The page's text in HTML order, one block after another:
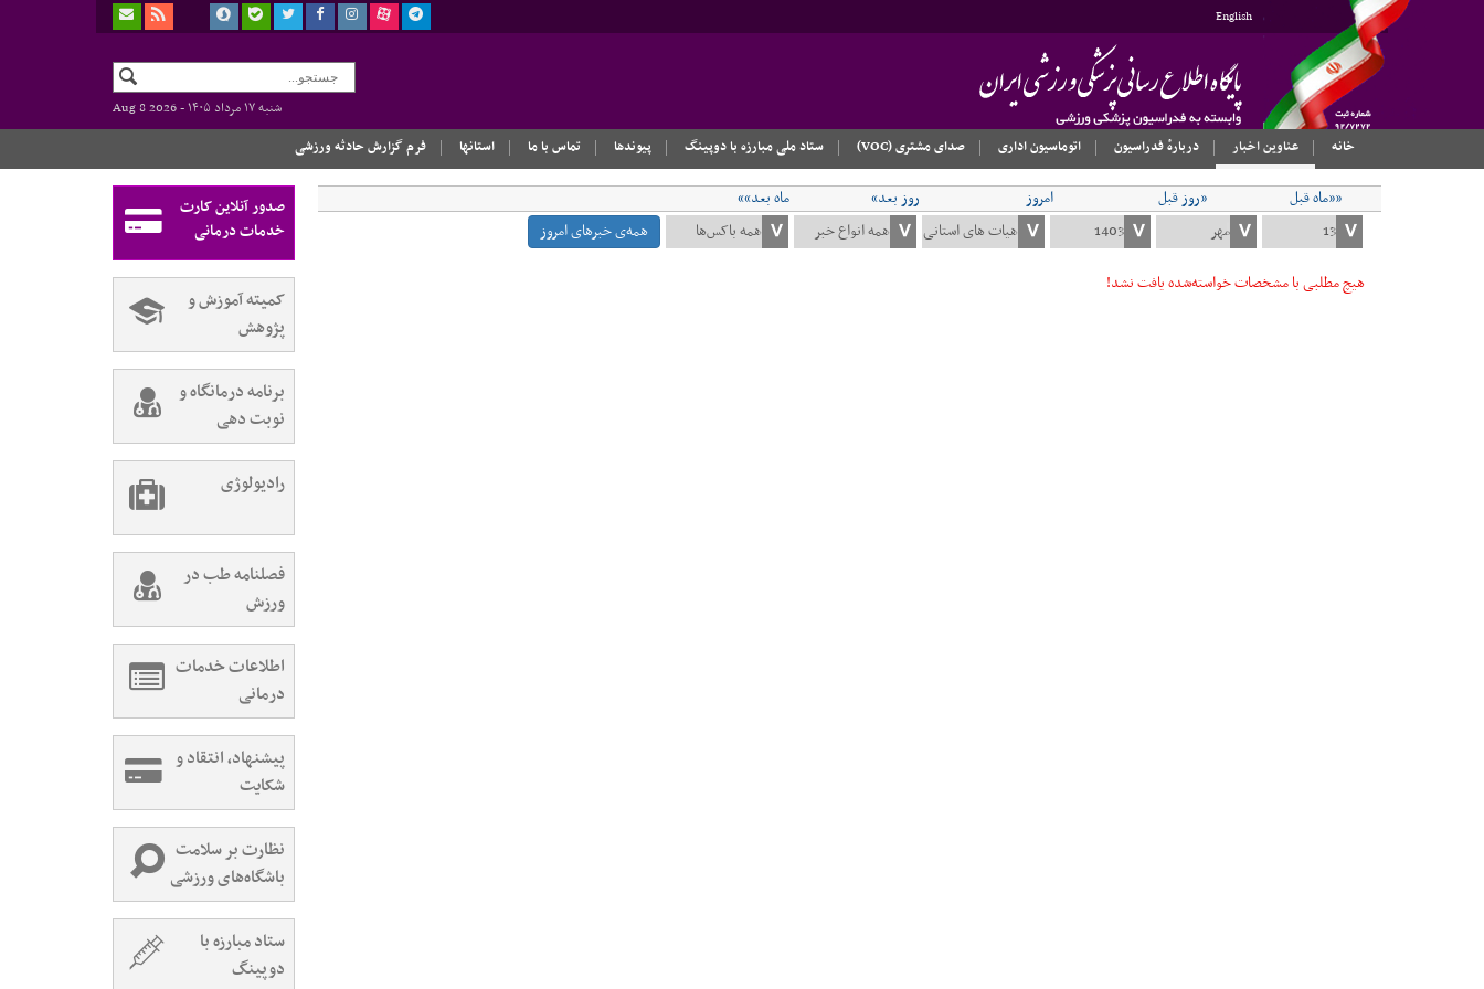
English
شنبه ۱۷ مرداد ۱۴۰۵ -
Aug 8 2026
خانه
عناوین اخبار دربارهٔ فدراسیون اتوماسیون اداری صدای مشتری (VOC) ستاد ملی مبارزه با دوپینگ پیوندها تماس با ما استانها فرم گزارش حادثه ورزشی
««ماه قبل «روز قبل امروز روز بعد»
ماه بعد»»
همه‌ی خبرهای امروز
هیچ مطلبی با مشخصات خواسته‌شده یافت نشد!
صدور آنلاین کارت
خدمات درمانی
کمیته آموزش و
پژوهش
برنامه درمانگاه و
نوبت دهی
رادیولوژی
فصلنامه طب در
ورزش
اطلاعات خدمات
درمانی
پیشنهاد، انتقاد و
شکایت
نظارت بر سلامت
باشگاه‌های ورزشی
ستاد مبارزه با
دوپینگ